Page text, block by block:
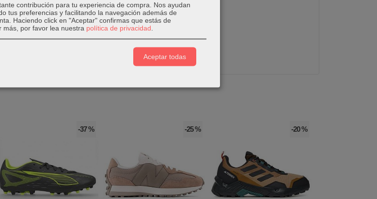
de elastán y poliéster.
-37 % -25 % -20 %
contribución para tu experiencia de compra. Nos ayudan
tus preferencias y facilitando la navegación además de
Haciendo click en "Aceptar" confirmas que estás de
más, por favor lea nuestra política de privacidad
Aceptar todas